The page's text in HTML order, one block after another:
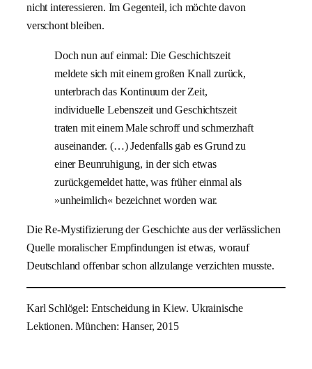
nicht interessieren. Im Gegenteil, ich möchte davon
verschont bleiben.
Doch nun auf einmal: Die Geschichtszeit
meldete sich mit einem großen Knall zurück,
unterbrach das Kontinuum der Zeit,
individuelle Lebenszeit und Geschichtszeit
traten mit einem Male schroff und schmerzhaft
auseinander. (…) Jedenfalls gab es Grund zu
einer Beunruhigung, in der sich etwas
zurückgemeldet hatte, was früher einmal als
»unheimlich« bezeichnet worden war.
Die Re-Mystifizierung der Geschichte aus der verlässlichen
Quelle moralischer Empfindungen ist etwas, worauf
Deutschland offenbar schon allzulange verzichten musste.
Karl Schlögel: Entscheidung in Kiew. Ukrainische
Lektionen. München: Hanser, 2015